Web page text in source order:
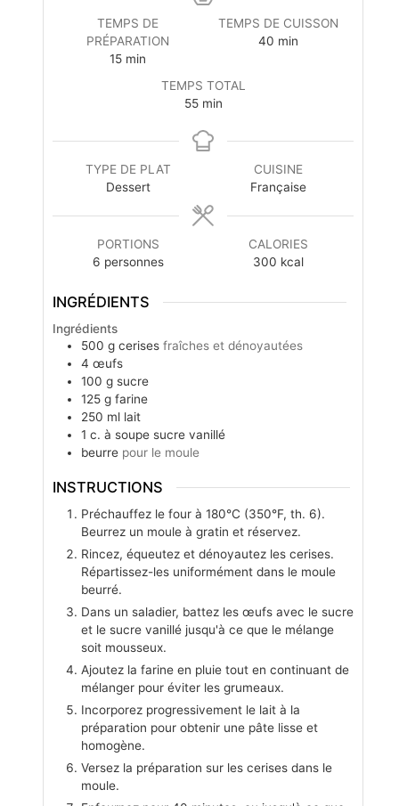
TEMPS DE
PRÉPARATION
15 min
TEMPS DE CUISSON
40 min
TEMPS TOTAL
55 min
TYPE DE PLAT
Dessert
CUISINE
Française
PORTIONS
6 personnes
CALORIES
300 kcal
INGRÉDIENTS
Ingrédients
500 g cerises fraîches et dénoyautées
4 œufs
100 g sucre
125 g farine
250 ml lait
1 c. à soupe sucre vanillé
beurre pour le moule
INSTRUCTIONS
Préchauffez le four à 180°C (350°F, th. 6).
Beurrez un moule à gratin et réservez.
Rincez, équeutez et dénoyautez les cerises.
Répartissez-les uniformément dans le moule
beurré.
Dans un saladier, battez les œufs avec le sucre
et le sucre vanillé jusqu'à ce que le mélange
soit mousseux.
Ajoutez la farine en pluie tout en continuant de
mélanger pour éviter les grumeaux.
Incorporez progressivement le lait à la
préparation pour obtenir une pâte lisse et
homogène.
Versez la préparation sur les cerises dans le
moule.